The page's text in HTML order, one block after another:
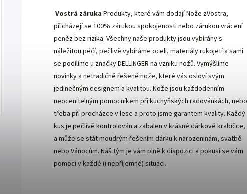
Vostrá záruka Produkty, které vám dodají Nože zVostra,
přicházejí se 100% zárukou spokojenosti nebo zárukou vrácení
peněz bez rizika. Všechny naše produkty jsou vybírány s
náležitou péčí, pečlivě vybíráme oceli, materiály rukojetí a sami
se podílíme u značky DELLINGER na vzniku nožů. Vymýšlíme
novinky a netradičně řešené nože, které vás osloví svým
jedinečným designem a kvalitou. Nože jsou každodenním
neocenitelným pomocníkem při kuchyňských radovánkách, nebo
třeba při procházce v lese a proto jsme garantem kvality. Každý
kus je pečlivě kontrolován a zabalen v krásné dárkové krabičce,
a může se stát moudrým řešením dárku k narozeninám, svatbě
nebo Vánocům. Náš tým je vám plně k dispozici a pokusí se vám
pomoci v každé (i nepříjemné) situaci.